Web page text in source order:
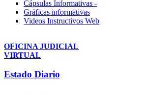
Cápsulas Informativas -
Gráficas informativas
Videos Instructivos Web
OFICINA JUDICIAL
VIRTUAL
Estado Diario